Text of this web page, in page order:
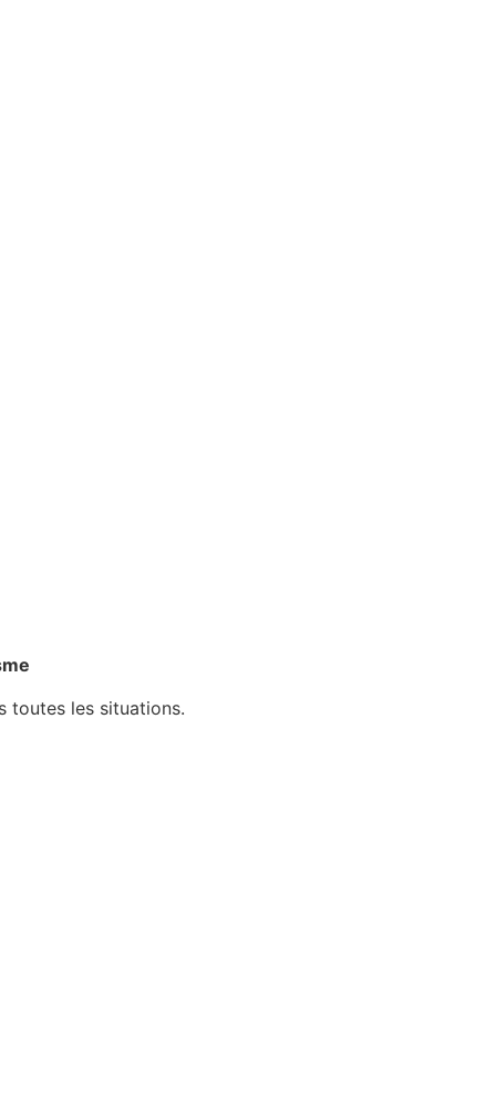
toutes les situations.